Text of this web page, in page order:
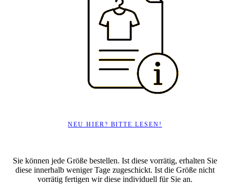
NEU HIER? BITTE LESEN!
Sie können jede Größe bestellen. Ist diese vorrätig, erhalten Sie
diese innerhalb weniger Tage zugeschickt. Ist die Größe nicht
vorrätig fertigen wir diese individuell für Sie an.